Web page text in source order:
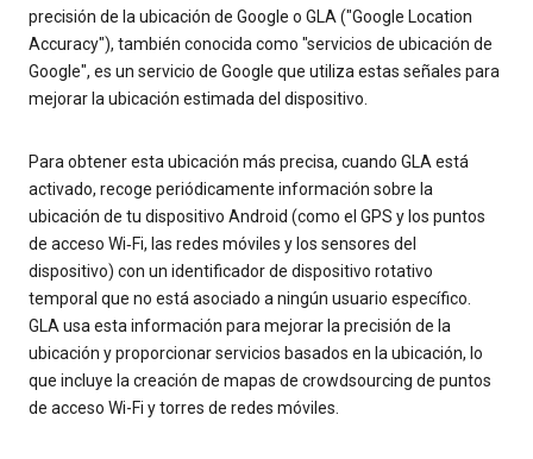
precisión de la ubicación de Google o GLA ("Google Location
Accuracy"), también conocida como "servicios de ubicación de
Google", es un servicio de Google que utiliza estas señales para
mejorar la ubicación estimada del dispositivo.
Para obtener esta ubicación más precisa, cuando GLA está
activado, recoge periódicamente información sobre la
ubicación de tu dispositivo Android (como el GPS y los puntos
de acceso Wi‐Fi, las redes móviles y los sensores del
dispositivo) con un identificador de dispositivo rotativo
temporal que no está asociado a ningún usuario específico.
GLA usa esta información para mejorar la precisión de la
ubicación y proporcionar servicios basados en la ubicación, lo
que incluye la creación de mapas de crowdsourcing de puntos
de acceso Wi-Fi y torres de redes móviles.